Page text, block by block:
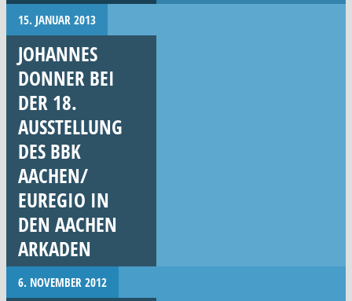
15. JANUAR 2013
JOHANNES
DONNER BEI
DER 18.
AUSSTELLUNG
DES BBK
AACHEN/
EUREGIO IN
DEN AACHEN
ARKADEN
6. NOVEMBER 2012